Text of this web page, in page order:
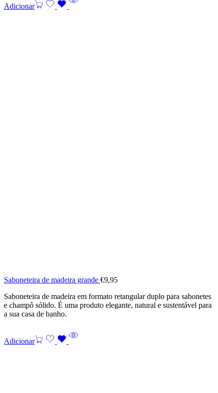
Adicionar
Saboneteira de madeira grande €9,95
Saboneteira de madeira em formato retangular duplo para sabonetes
e champô sólido. É uma produto elegante, natural e sustentável para
a sua casa de banho.
Adicionar